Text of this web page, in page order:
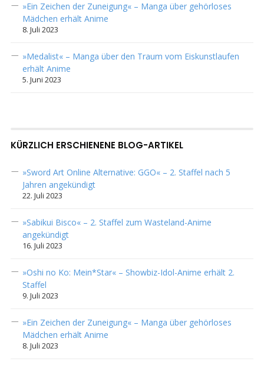
»Ein Zeichen der Zuneigung« – Manga über gehörloses
Mädchen erhält Anime
8. Juli 2023
»Medalist« – Manga über den Traum vom Eiskunstlaufen
erhält Anime
5. Juni 2023
KÜRZLICH ERSCHIENENE BLOG-ARTIKEL
»Sword Art Online Alternative: GGO« – 2. Staffel nach 5
Jahren angekündigt
22. Juli 2023
»Sabikui Bisco« – 2. Staffel zum Wasteland-Anime
angekündigt
16. Juli 2023
»Oshi no Ko: Mein*Star« – Showbiz-Idol-Anime erhält 2.
Staffel
9. Juli 2023
»Ein Zeichen der Zuneigung« – Manga über gehörloses
Mädchen erhält Anime
8. Juli 2023